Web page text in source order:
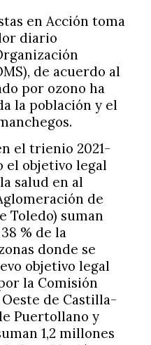
en Acción toma
diario
de acuerdo al
por ozono ha
la población y el
el trienio 2021-
el objetivo legal
salud en al
de
Toledo) suman
% de la
donde se
objetivo legal
la Comisión
de Castilla-
Puertollano y
1,2 millones